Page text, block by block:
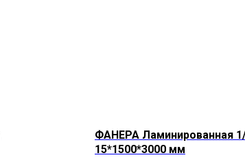
ФАНЕРА Ламинированная
15*1500*3000 мм